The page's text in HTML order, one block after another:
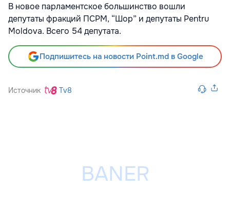
В новое парламентское большинство вошли
депутаты фракций ПСРМ, “Шор” и депутаты Pentru
Moldova. Всего 54 депутата.
Подпишитесь на новости Point.md в Google
Источник Tv8